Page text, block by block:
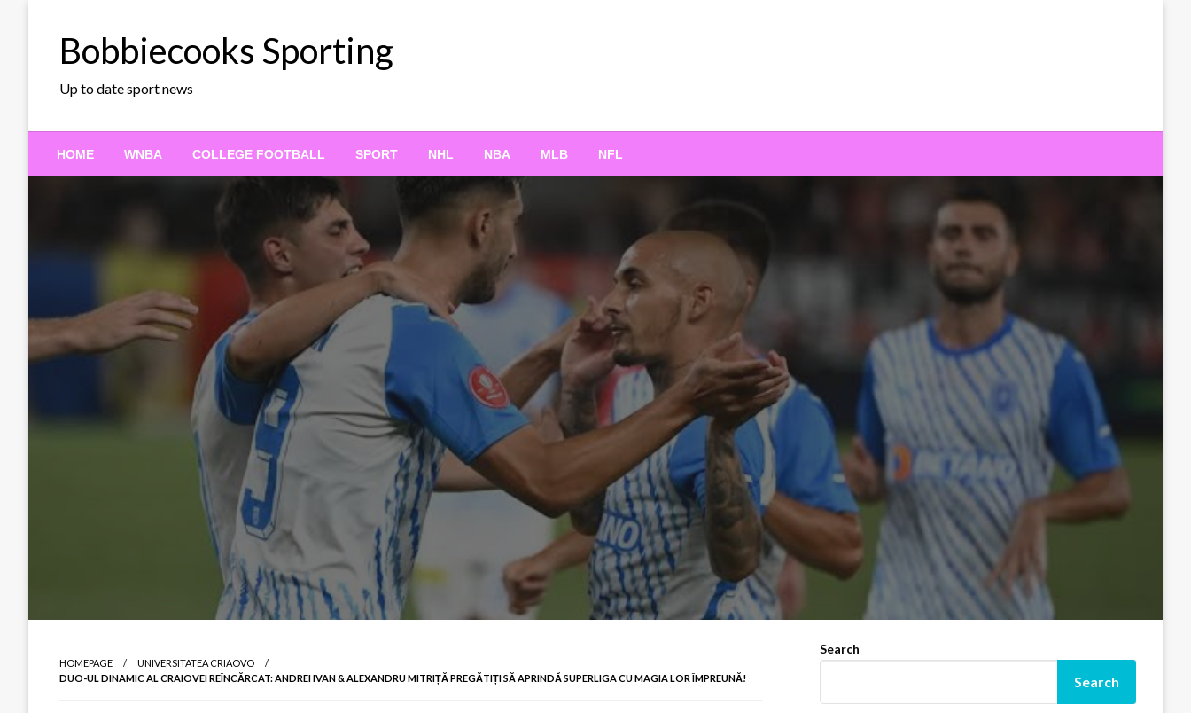
Bobbiecooks Sporting
Up to date sport news
HOME WNBA COLLEGE FOOTBALL SPORT NHL NBA MLB NFL
HOMEPAGE
UNIVERSITATEA CRIAOVO
DUO-UL DINAMIC AL CRAIOVEI REÎNCĂRCAT: ANDREI IVAN & ALEXANDRU MITRIȚĂ PREGĂTIȚI SĂ APRINDĂ SUPERLIGA CU MAGIA LOR ÎMPREUNĂ!
Search
Search